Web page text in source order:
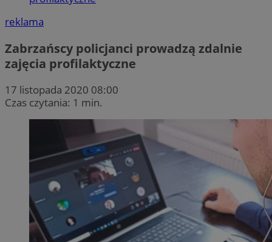
reklama
Zabrzańscy policjanci prowadzą zdalnie
zajęcia profilaktyczne
17 listopada 2020 08:00
Czas czytania: 1 min.